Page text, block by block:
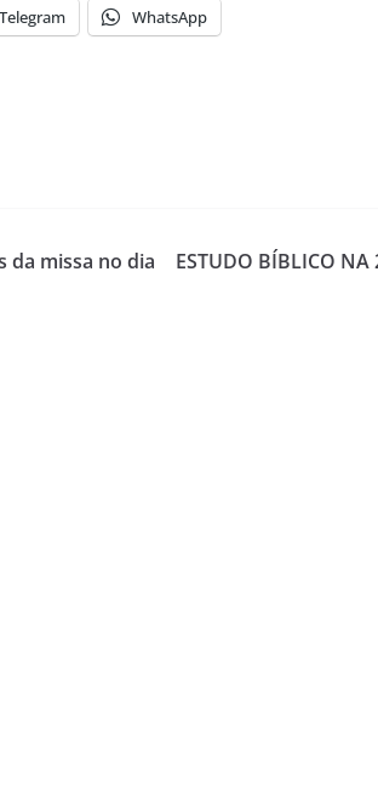
Telegram WhatsApp
da missa no dia
ESTUDO BÍBLICO